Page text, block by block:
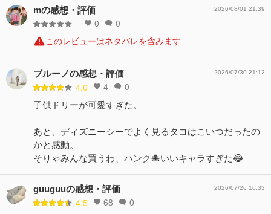
mの感想・評価
- 0 0
2026/08/01 21:39
このレビューはネタバレを含みます
ブルーノの感想・評価
4.0 4 0
2026/07/30 21:12
子供ドリーが可愛すぎた。
あと、ディズニーシーでよく見るタコはこいつだったの
かと感動。
そりゃみんな買うわ、ハンク🐙いいキャラすぎた😂
guuguuの感想・評価
4.5 68 0
2026/07/26 16:33